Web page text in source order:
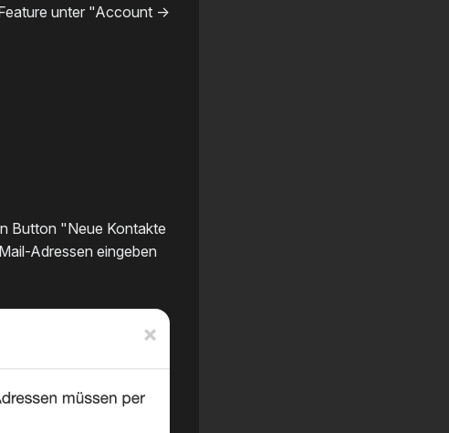
unter "Account ->
Button "Neue Kontakte
Adressen eingeben